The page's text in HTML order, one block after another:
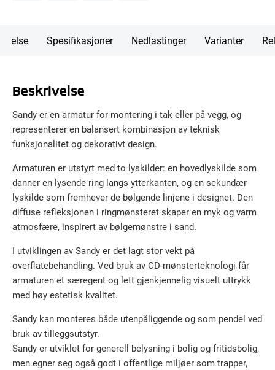
Spesifikasjoner Nedlastinger Varianter
Beskrivelse
Sandy er en armatur for montering i tak eller på vegg, og
representerer en balansert kombinasjon av teknisk
funksjonalitet og dekorativt design.
Armaturen er utstyrt med to lyskilder: en hovedlyskilde som
danner en lysende ring langs ytterkanten, og en sekundær
lyskilde som fremhever de bølgende linjene i designet. Den
diffuse refleksjonen i ringmønsteret skaper en myk og varm
atmosfære, inspirert av bølgemønstre i sand.
I utviklingen av Sandy er det lagt stor vekt på
overflatebehandling. Ved bruk av CD-mønsterteknologi får
armaturen et særegent og lett gjenkjennelig visuelt uttrykk
med høy estetisk kvalitet.
Sandy kan monteres både utenpåliggende og som pendel ved
bruk av tilleggsutstyr.
Sandy er utviklet for generell belysning i bolig og fritidsbolig,
men egner seg også godt i offentlige miljøer som trapper,